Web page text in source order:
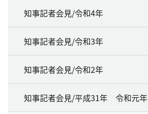
知事記者会見/令和4年
知事記者会見/令和3年
知事記者会見/令和2年
知事記者会見/平成31年 令和元年